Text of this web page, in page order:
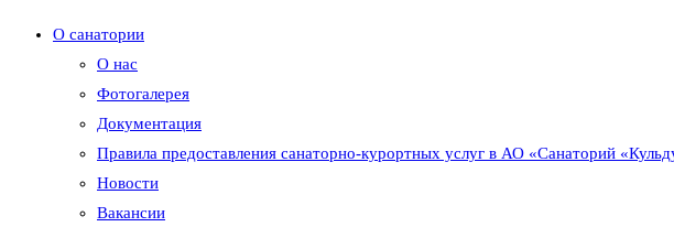
О санатории
О нас
Фотогалерея
Документация
Правила предоставления санаторно-курортных услуг в АО «Санаторий
Новости
Вакансии